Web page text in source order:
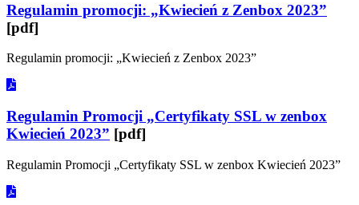
Regulamin promocji: „Kwiecień z Zenbox 2023”
[pdf]
Regulamin promocji: „Kwiecień z Zenbox 2023”
Regulamin Promocji „Certyfikaty SSL w zenbox
Kwiecień 2023” [pdf]
Regulamin Promocji „Certyfikaty SSL w zenbox Kwiecień 2023”